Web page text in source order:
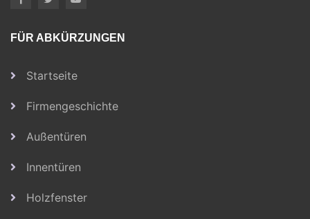
FÜR ABKÜRZUNGEN
Startseite
Firmengeschichte
Außentüren
Innentüren
Holzfenster